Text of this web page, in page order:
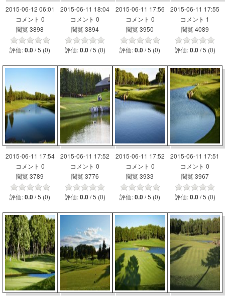
2015-06-12 06:01
コメント 0
閲覧 3898
評価:0.0 / 5 (0)
2015-06-11 18:04
コメント 0
閲覧 3894
評価:0.0 / 5 (0)
2015-06-11 17:56
コメント 0
閲覧 3950
評価:0.0 / 5 (0)
2015-06-11 17:55
コメント 1
閲覧 4089
評価:0.0 / 5 (0)
2015-06-11 17:54
コメント 0
閲覧 3789
評価:0.0 / 5 (0)
2015-06-11 17:52
コメント 0
閲覧 3776
評価:0.0 / 5 (0)
2015-06-11 17:52
コメント 0
閲覧 3933
評価:0.0 / 5 (0)
2015-06-11 17:51
コメント 0
閲覧 3967
評価:0.0 / 5 (0)